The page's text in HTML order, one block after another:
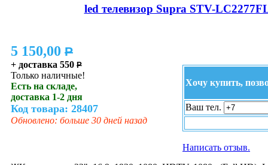
led телевизор Supra STV-
5 150,00 P
+ доставка 550 P
Только наличные!
Есть на складе,
доставка 1-2 дня
Код товара: 28407
Обновлено: больше 30 дней назад
Хочу купить,
Ваш тел.
Написать отзыв.